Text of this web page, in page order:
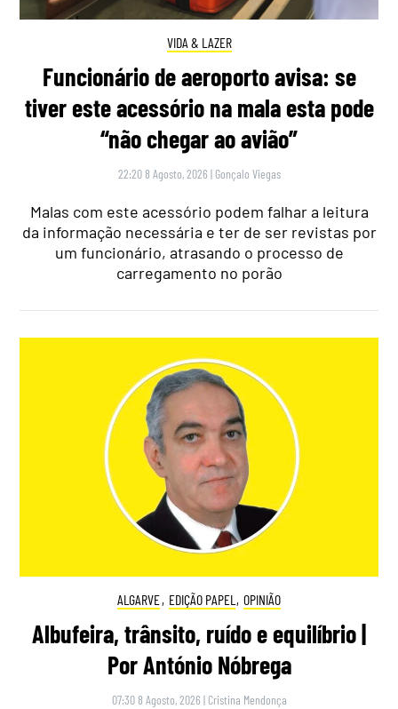
VIDA & LAZER
Funcionário de aeroporto avisa: se
tiver este acessório na mala esta pode
“não chegar ao avião”
22:20 8 Agosto, 2026 | Gonçalo Viegas
Malas com este acessório podem falhar a leitura
da informação necessária e ter de ser revistas por
um funcionário, atrasando o processo de
carregamento no porão
ALGARVE, EDIÇÃO PAPEL , OPINIÃO
Albufeira, trânsito, ruído e equilíbrio |
Por António Nóbrega
07:30 8 Agosto, 2026 | Cristina Mendonça